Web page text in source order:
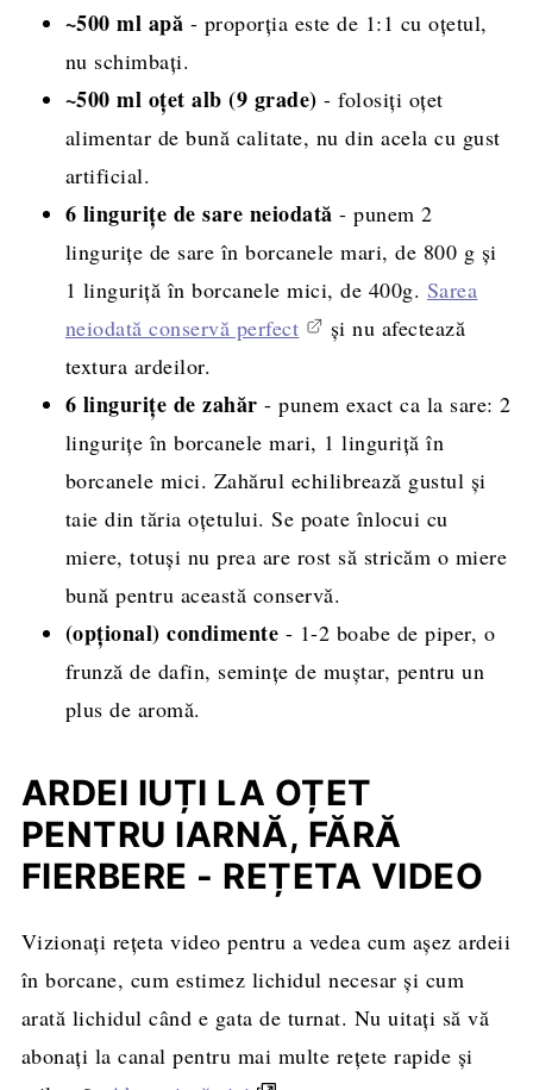
~500 ml apă - proporția este de 1:1 cu oțetul,
nu schimbați.
~500 ml oțet alb (9 grade) - folosiți oțet
alimentar de bună calitate, nu din acela cu gust
artificial.
6 lingurițe de sare neiodată - punem 2
lingurițe de sare în borcanele mari, de 800 g și
1 linguriță în borcanele mici, de 400g. Sarea
neiodată conservă perfect
și nu afectează
textura ardeilor.
6 lingurițe de zahăr - punem exact ca la sare: 2
lingurițe în borcanele mari, 1 linguriță în
borcanele mici. Zahărul echilibrează gustul și
taie din tăria oțetului. Se poate înlocui cu
miere, totuși nu prea are rost să stricăm o miere
bună pentru această conservă.
(opțional) condimente - 1-2 boabe de piper, o
frunză de dafin, semințe de muștar, pentru un
plus de aromă.
ARDEI IUȚI LA OȚET
PENTRU IARNĂ, FĂRĂ
FIERBERE - REȚETA VIDEO
Vizionați rețeta video pentru a vedea cum așez ardeii
în borcane, cum estimez lichidul necesar și cum
arată lichidul când e gata de turnat. Nu uitați să vă
abonați la canal pentru mai multe rețete rapide și